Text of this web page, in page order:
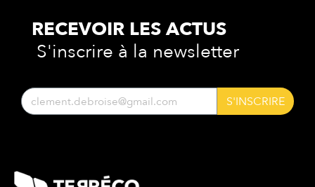
RECEVOIR LESACTUS
S'inscrire à la newsletter
S'INSCRIRE